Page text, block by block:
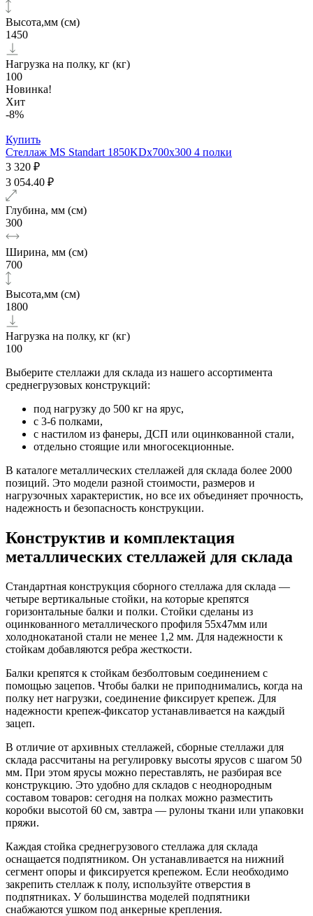
Высота,мм (см)
1450
Нагрузка на полку, кг (кг)
100
Новинка!
Хит
-8%
Купить
Стеллаж MS Standart 1850KDх700x300 4 полки
3 320 ₽
3 054.40 ₽
Глубина, мм (см)
300
Ширина, мм (см)
700
Высота,мм (см)
1800
Нагрузка на полку, кг (кг)
100
Выберите стеллажи для склада из нашего ассортимента
среднегрузовых конструкций:
под нагрузку до 500 кг на ярус,
с 3-6 полками,
с настилом из фанеры, ДСП или оцинкованной стали,
отдельно стоящие или многосекционные.
В каталоге металлических стеллажей для склада более 2000
позиций. Это модели разной стоимости, размеров и
нагрузочных характеристик, но все их объединяет прочность,
надежность и безопасность конструкции.
Конструктив и комплектация
металлических стеллажей для склада
Стандартная конструкция сборного стеллажа для склада —
четыре вертикальные стойки, на которые крепятся
горизонтальные балки и полки. Стойки сделаны из
оцинкованного металлического профиля 55х47мм или
холоднокатаной стали не менее 1,2 мм. Для надежности к
стойкам добавляются ребра жесткости.
Балки крепятся к стойкам безболтовым соединением с
помощью зацепов. Чтобы балки не приподнимались, когда на
полку нет нагрузки, соединение фиксирует крепеж. Для
надежности крепеж-фиксатор устанавливается на каждый
зацеп.
В отличие от архивных стеллажей, сборные стеллажи для
склада рассчитаны на регулировку высоты ярусов с шагом 50
мм. При этом ярусы можно переставлять, не разбирая все
конструкцию. Это удобно для складов с неоднородным
составом товаров: сегодня на полках можно разместить
коробки высотой 60 см, завтра — рулоны ткани или упаковки
пряжи.
Каждая стойка среднегрузового стеллажа для склада
оснащается подпятником. Он устанавливается на нижний
сегмент опоры и фиксируется крепежом. Если необходимо
закрепить стеллаж к полу, используйте отверстия в
подпятниках. У большинства моделей подпятники
снабжаются ушком под анкерные крепления.